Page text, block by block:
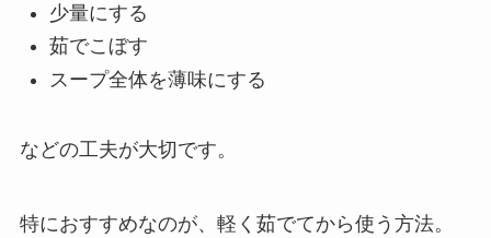
少量にする
茹でこぼす
スープ全体を薄味にする
などの工夫が大切です。
特におすすめなのが、軽く茹でてから使う方法。